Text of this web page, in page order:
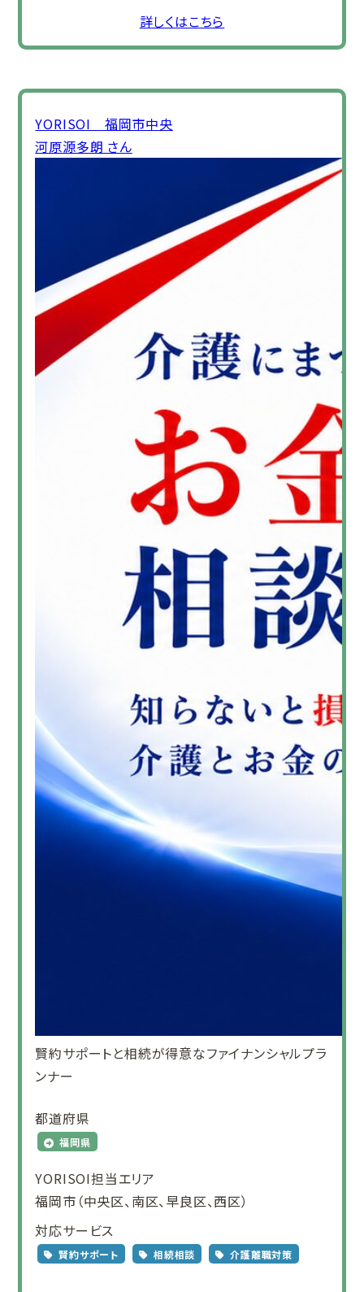
詳しくはこちら
YORISOI 福岡市中央
河原源多朗 さん
賢約サポートと相続が得意なファイナンシャルプラ
ンナー
都道府県
福岡県
YORISOI担当エリア
福岡市（中央区、南区、早良区、西区）
対応サービス
賢約サポート 相続相談 介護離職対策